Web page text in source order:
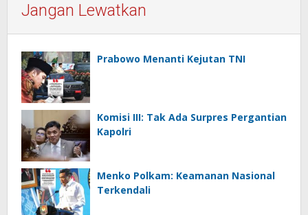
Jangan Lewatkan
Prabowo Menanti Kejutan TNI
Komisi III: Tak Ada Surpres Pergantian
Kapolri
Menko Polkam: Keamanan Nasional
Terkendali